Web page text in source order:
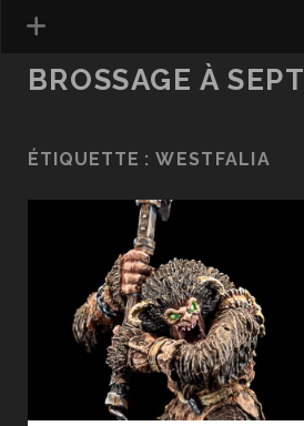
BROSSAGE À SEPT
ÉTIQUETTE :WESTFALIA